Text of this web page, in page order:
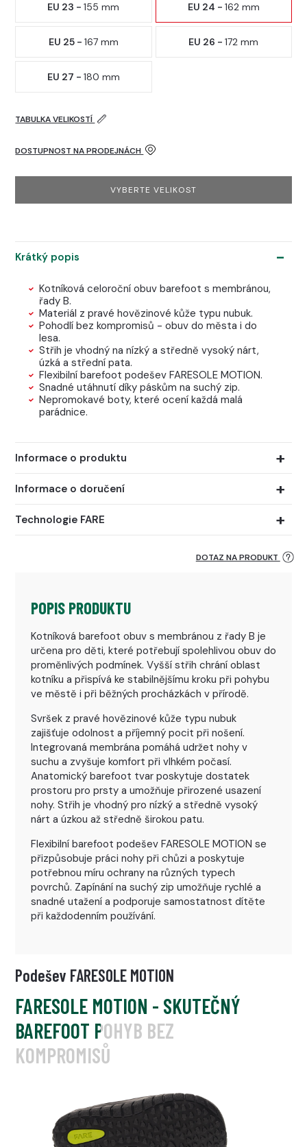
EU 23 -155 mm EU 24 - 162 mm
EU 25 - 167 mm EU 26 -172 mm
EU 27 - 180 mm
TABULKA VELIKOSTÍ
DOSTUPNOST NA PRODEJNÁCH
VYBERTE VELIKOST
Krátký popis
Kotníková celoroční obuv barefoot s membránou,
řady B.
Materiál z pravé hovězinové kůže typu nubuk.
Pohodlí bez kompromisů - obuv do města i do
lesa.
Střih je vhodný na nízký a středně vysoký nárt,
úzká a střední pata.
Flexibilní barefoot podešev FARESOLE MOTION.
Snadné utáhnutí díky páskům na suchý zip.
Nepromokavé boty, které ocení každá malá
parádnice.
Informace o produktu
Informace o doručení
Technologie FARE
DOTAZ NA PRODUKT
POPIS PRODUKTU
Kotníková barefoot obuv s membránou z řady B je
určena pro děti, které potřebují spolehlivou obuv do
proměnlivých podmínek. Vyšší střih chrání oblast
kotníku a přispívá ke stabilnějšímu kroku při pohybu
ve městě i při běžných procházkách v přírodě.
Svršek z pravé hovězinové kůže typu nubuk
zajišťuje odolnost a příjemný pocit při nošení.
Integrovaná membrána pomáhá udržet nohy v
suchu a zvyšuje komfort při vlhkém počasí.
Anatomický barefoot tvar poskytuje dostatek
prostoru pro prsty a umožňuje přirozené usazení
nohy. Střih je vhodný pro nízký a středně vysoký
nárt a úzkou až středně širokou patu.
Flexibilní barefoot podešev FARESOLE MOTION se
přizpůsobuje práci nohy při chůzi a poskytuje
potřebnou míru ochrany na různých typech
povrchů. Zapínání na suchý zip umožňuje rychlé a
snadné utažení a podporuje samostatnost dítěte
při každodenním používání.
Podešev FARESOLE MOTION
FARESOLE MOTION - SKUTEČNÝ
BAREFOOT POHYB BEZ
KOMPROMISŮ